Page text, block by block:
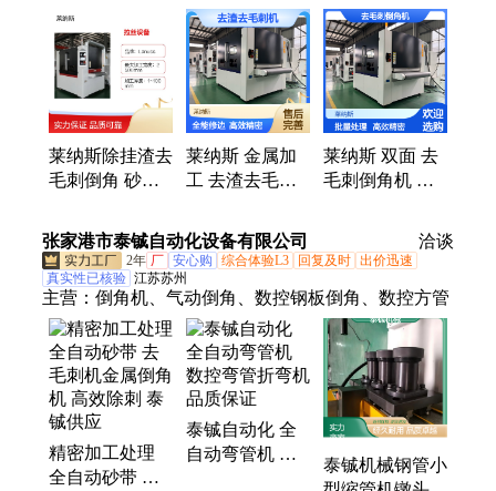
机、倒角倒钝设备、去毛刺机、倒角机、去毛刺设
备、抛光机、去毛刺厂家、精密去毛刺、精密钣金去
毛刺、激光切割去毛刺
莱纳斯除挂渣去
毛刺倒角 砂光
宽幅砂带多工位
莱纳斯 金属加
工 去渣去毛刺
配零件修边
莱纳斯 双面 去
毛刺倒角机 可
张家港市泰铖自动化设备有限公司 洽谈
2年 厂 安心购 综合体验L3 回复及时 出价迅速
真实性已核验 江苏苏州
主营： 倒角机、气动倒角、数控钢板倒角、数控方管
精密加工处理
全自动砂带 去
泰铖自动化 全
自动弯管机 数
泰铖机械钢管小